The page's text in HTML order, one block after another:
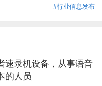
#行业信息发布
速录机设备，从事语音
的人员